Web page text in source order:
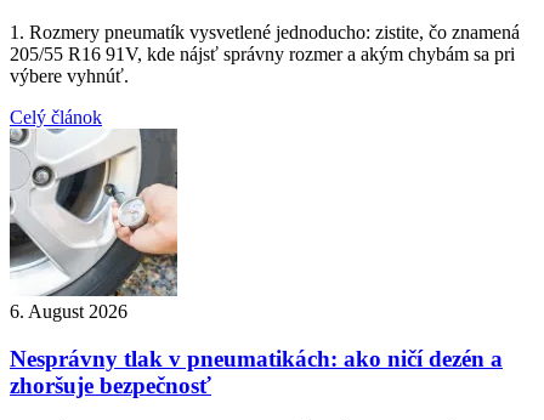
1. Rozmery pneumatík vysvetlené jednoducho: zistite, čo znamená
205/55 R16 91V, kde nájsť správny rozmer a akým chybám sa pri
výbere vyhnúť.
Celý článok
6. August 2026
Nesprávny tlak v pneumatikách: ako ničí dezén a
zhoršuje bezpečnosť